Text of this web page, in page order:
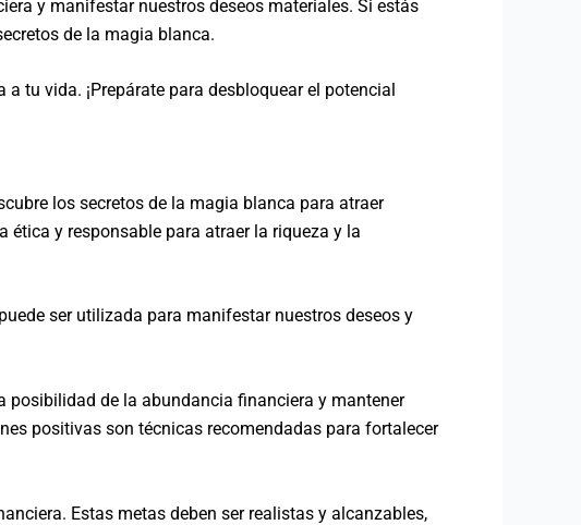
y manifestar nuestros deseos materiales. Si estás
de la magia blanca.
tu vida. ¡Prepárate para desbloquear el potencial
los secretos de la magia blanca para atraer
y responsable para atraer la riqueza y la
ser utilizada para manifestar nuestros deseos y
posibilidad de la abundancia financiera y mantener
positivas son técnicas recomendadas para fortalecer
Estas metas deben ser realistas y alcanzables,